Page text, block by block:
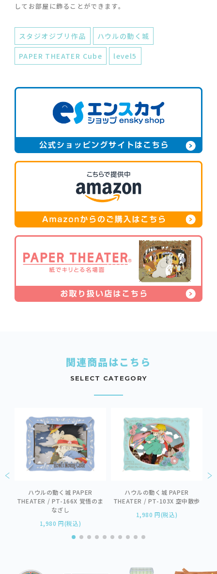
してお部屋に飾ることができます。
スタジオジブリ作品 ハウルの動く城
PAPER THEATER Cube level5
関連商品はこちら
SELECT CATEGORY
ハウルの動く城 PAPER
THEATER / PT-166X 覚悟のま
なざし
1,980 円(税込)
ハウルの動く城 PAPER
THEATER / PT-103X 空中散歩
1,980 円(税込)